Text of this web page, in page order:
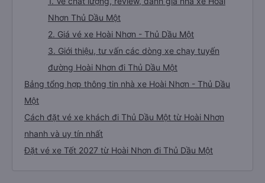
Nhơn Thủ Dầu Một
2. Giá vé xe Hoài Nhơn - Thủ Dầu Một
3. Giới thiệu, tư vấn các dòng xe chạy tuyến
đường Hoài Nhơn đi Thủ Dầu Một
Bảng tổng hợp thông tin nhà xe Hoài Nhơn - Thủ Dầu
Một
Cách đặt vé xe khách đi Thủ Dầu Một từ Hoài Nhơn
nhanh và uy tín nhất
Đặt vé xe Tết 2027 từ Hoài Nhơn đi Thủ Dầu Một